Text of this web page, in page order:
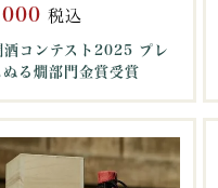
税込
酒コンテスト2025 プレ
ぬる燗部門金賞受賞